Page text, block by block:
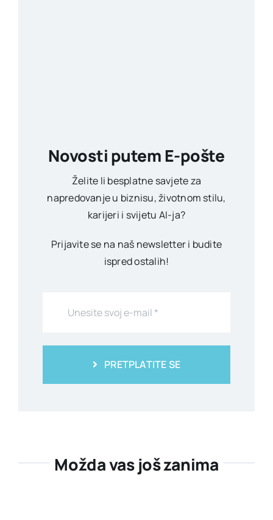
Novosti putem E-pošte
Želite li besplatne savjete za
napredovanje u biznisu, životnom stilu,
karijeri i svijetu AI-ja?
Prijavite se na naš newsletter i budite
ispred ostalih!
PRETPLATITE SE
Možda vas još zanima